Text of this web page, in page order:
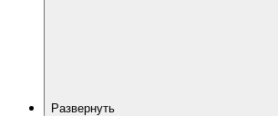
Развернуть